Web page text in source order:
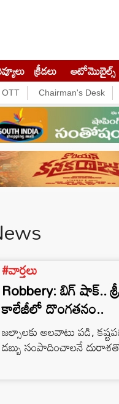
క్రీడలు ఆటోమొబైల్స్
OTT Chairman's Desk
#వార్తలు
Robbery: బిగ్ షాక్..
కాలేజీలో దొంగతనం..
జల్సాలకు అలవాటు పడి,
డబ్బు సంపాదించాలనే
దొంగతనాలకు పాల్పడుతున్న